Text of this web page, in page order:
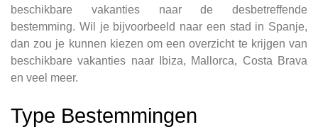
beschikbare vakanties naar de desbetreffende
bestemming. Wil je bijvoorbeeld naar een stad in Spanje,
dan zou je kunnen kiezen om een overzicht te krijgen van
beschikbare vakanties naar Ibiza, Mallorca, Costa Brava
en veel meer.
Type Bestemmingen